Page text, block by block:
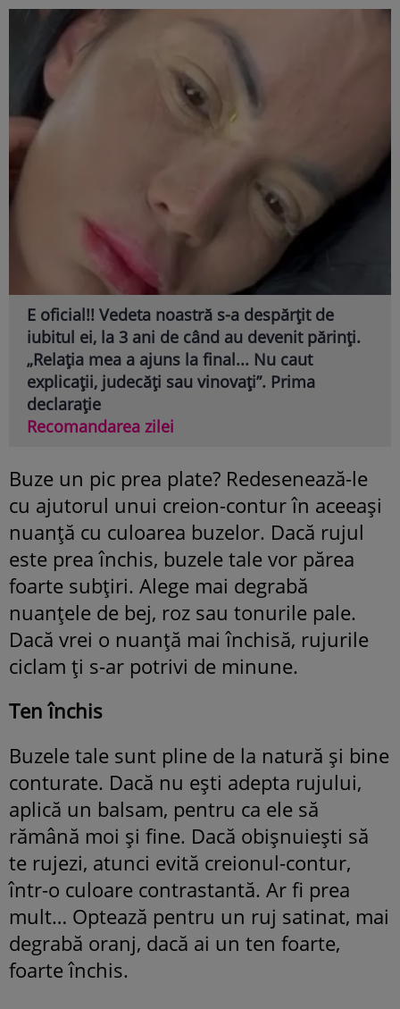
E oficial!! Vedeta noastră s-a despărțit de
iubitul ei, la 3 ani de când au devenit părinți.
„Relația mea a ajuns la final... Nu caut
explicații, judecăți sau vinovați”. Prima
declarație
Recomandarea zilei
Buze un pic prea plate? Redesenează-le
cu ajutorul unui creion-contur în aceeaşi
nuanţă cu culoarea buzelor. Dacă rujul
este prea închis, buzele tale vor părea
foarte subţiri. Alege mai degrabă
nuanţele de bej, roz sau tonurile pale.
Dacă vrei o nuanţă mai închisă, rujurile
ciclam ţi s-ar potrivi de minune.
Ten închis
Buzele tale sunt pline de la natură şi bine
conturate. Dacă nu eşti adepta rujului,
aplică un balsam, pentru ca ele să
rămână moi şi fine. Dacă obişnuieşti să
te rujezi, atunci evită creionul-contur,
într-o culoare contrastantă. Ar fi prea
mult… Optează pentru un ruj satinat, mai
degrabă oranj, dacă ai un ten foarte,
foarte închis.